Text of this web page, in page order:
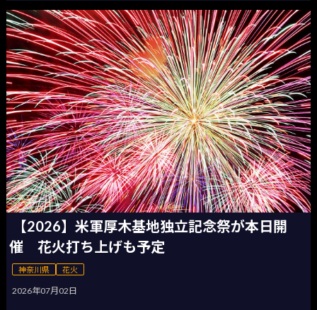
【2026】米軍厚木基地独立記念祭が本日開
催 花火打ち上げも予定
神奈川県 花火
2026年07月02日